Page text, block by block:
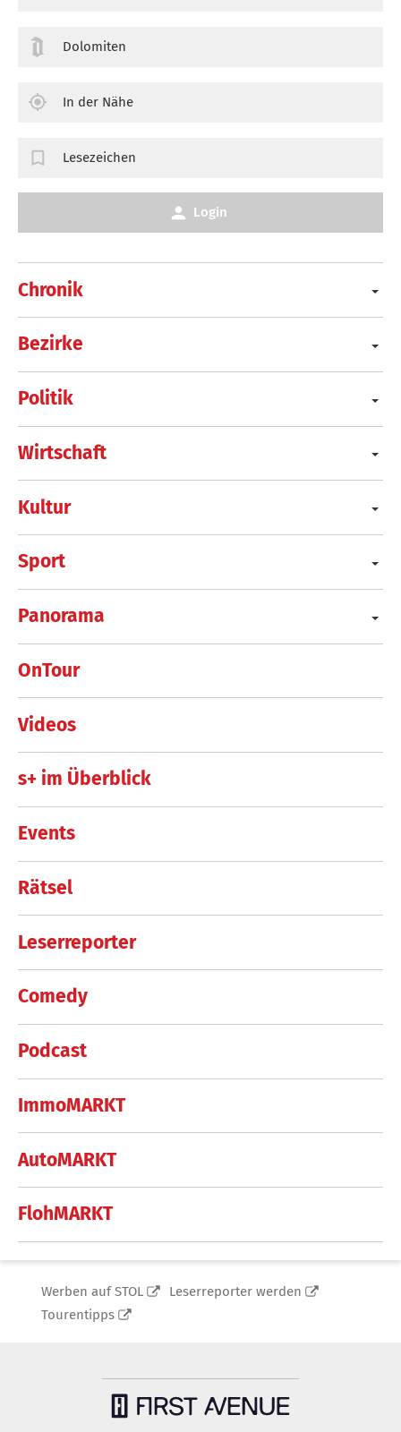
Chronik
Bezirke
Politik
Wirtschaft
Kultur
Sport
Panorama
OnTour
Videos
s+ im Überblick
Events
Rätsel
Leserreporter
Comedy
Podcast
ImmoMARKT
AutoMARKT
FlohMARKT
Dolomiten
In der Nähe
Lesezeichen
Login
Werben auf STOL
Leserreporter werden
Tourentipps